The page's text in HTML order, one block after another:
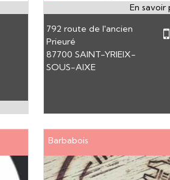
792 route de l'ancien
Prieuré
87700 SAINT-YRIEIX-
SOUS-AIXE
Barbabois